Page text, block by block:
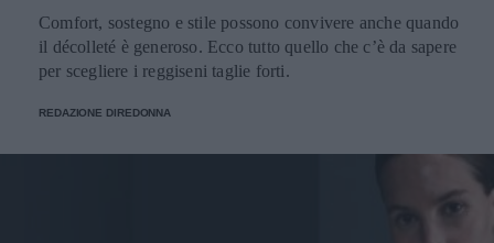
Comfort, sostegno e stile possono convivere anche quando
il décolleté è generoso. Ecco tutto quello che c’è da sapere
per scegliere i reggiseni taglie forti.
REDAZIONE DIREDONNA